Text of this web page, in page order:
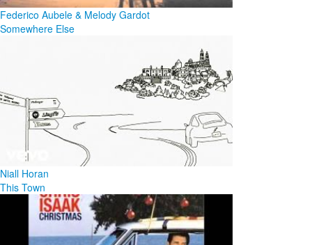
Federico Aubele & Melody Gardot
Somewhere Else
Niall Horan
This Town